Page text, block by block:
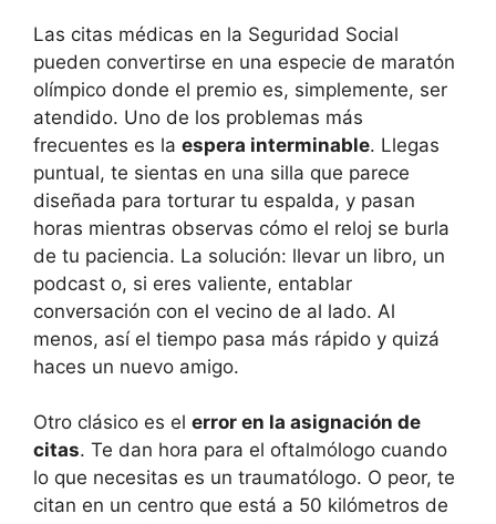
Las citas médicas en la Seguridad Social
pueden convertirse en una especie de maratón
olímpico donde el premio es, simplemente, ser
atendido. Uno de los problemas más
frecuentes es la espera interminable. Llegas
puntual, te sientas en una silla que parece
diseñada para torturar tu espalda, y pasan
horas mientras observas cómo el reloj se burla
de tu paciencia. La solución: llevar un libro, un
podcast o, si eres valiente, entablar
conversación con el vecino de al lado. Al
menos, así el tiempo pasa más rápido y quizá
haces un nuevo amigo.
Otro clásico es el error en la asignación de
citas. Te dan hora para el oftalmólogo cuando
lo que necesitas es un traumatólogo. O peor, te
citan en un centro que está a 50 kilómetros de